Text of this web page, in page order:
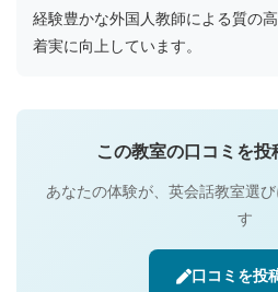
経験豊かな外国人教師による質の
着実に向上しています。
この教室の口コミを投
あなたの体験が、英会話教室選
す
口コミを投